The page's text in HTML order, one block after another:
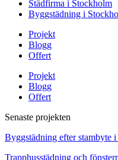
Städfirma i Stockholm
Byggstädning i
Projekt
Blogg
Offert
Projekt
Blogg
Offert
Senaste projekten
Byggstädning efter stambyte
Trapphusstädning och